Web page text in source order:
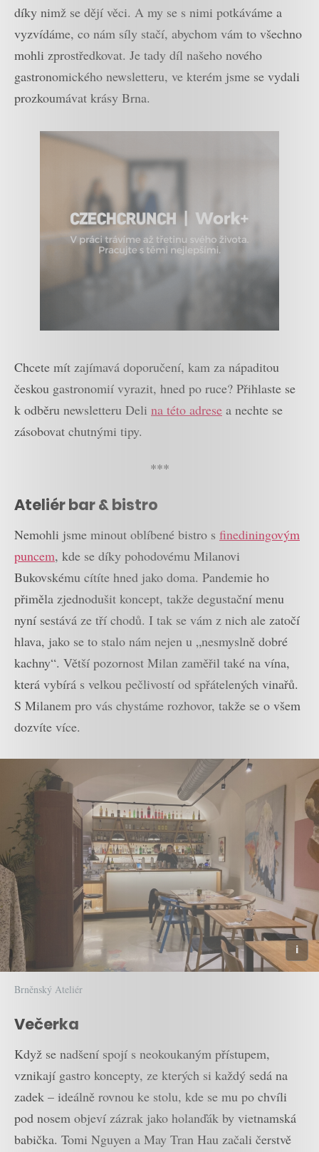
díky nimž se dějí věci. A my se s nimi potkáváme a
vyzvídáme, co nám síly stačí, abychom vám to všechno
mohli zprostředkovat. Je tady díl našeho nového
gastronomického newsletteru, ve kterém jsme se vydali
prozkoumávat krásy Brna.
Chcete mít zajímavá doporučení, kam za nápaditou
českou gastronomií vyrazit, hned po ruce? Přihlaste se
k odběru newsletteru Deli na této adrese a nechte se
zásobovat chutnými tipy.
***
Ateliér bar & bistro
Nemohli jsme minout oblíbené bistro s finediningovým
puncem, kde se díky pohodovému Milanovi
Bukovskému cítíte hned jako doma. Pandemie ho
přiměla zjednodušit koncept, takže degustační menu
nyní sestává ze tří chodů. I tak se vám z nich ale zatočí
hlava, jako se to stalo nám nejen u „nesmyslně dobré
kachny“. Větší pozornost Milan zaměřil také na vína,
která vybírá s velkou pečlivostí od spřátelených vinařů.
S Milanem pro vás chystáme rozhovor, takže se o všem
dozvíte více.
Brněnský Ateliér
Večerka
Když se nadšení spojí s neokoukaným přístupem,
vznikají gastro koncepty, ze kterých si každý sedá na
zadek – ideálně rovnou ke stolu, kde se mu po chvíli
pod nosem objeví zázrak jako holanďák by vietnamská
babička. Tomi Nguyen a May Tran Hau začali čerstvě